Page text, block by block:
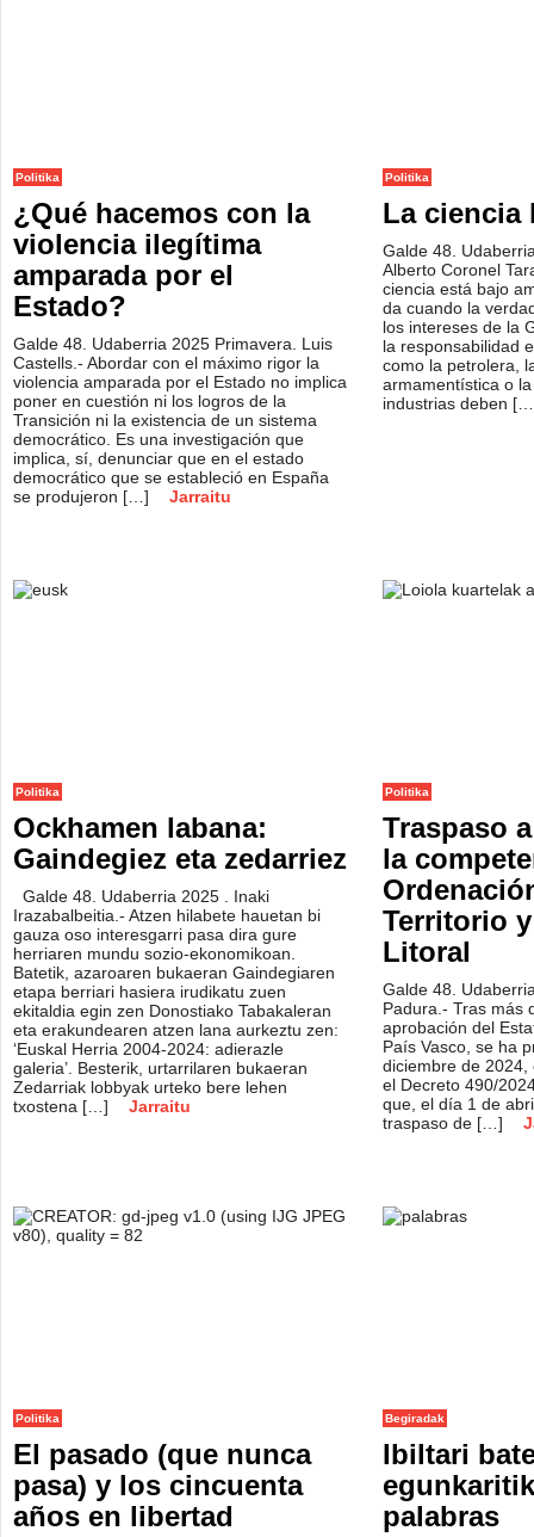
Politika
¿Qué hacemos con la
violencia ilegítima
amparada por el
Estado?
Galde 48. Udaberria 2025 Primavera. Luis
Castells.- Abordar con el máximo rigor la
violencia amparada por el Estado no implica
poner en cuestión ni los logros de la
Transición ni la existencia de un sistema
democrático. Es una investigación que
implica, sí, denunciar que en el estado
democrático que se estableció en España
se produjeron […]
Jarraitu
Politika
La ciencia
Galde 48.
Alberto Coronel
ciencia está bajo
da cuando la
los intereses de la
la responsabilidad
como la petrolera,
armamentística o
industrias deben
Politika
Ockhamen labana:
Gaindegiez eta zedarriez
Galde 48. Udaberria 2025 . Inaki
Irazabalbeitia.- Atzen hilabete hauetan bi
gauza oso interesgarri pasa dira gure
herriaren mundu sozio-ekonomikoan.
Batetik, azaroaren bukaeran Gaindegiaren
etapa berriari hasiera irudikatu zuen
ekitaldia egin zen Donostiako Tabakaleran
eta erakundearen atzen lana aurkeztu zen:
‘Euskal Herria 2004-2024: adierazle
galeria’. Besterik, urtarrilaren bukaeran
Zedarriak lobbyak urteko bere lehen
txostena […]
Jarraitu
Politika
Traspaso
la
Territorio
Litoral
Galde 48.
Padura.- Tras más
aprobación del
País Vasco, se ha
diciembre de
el Decreto 490/
que, el día 1 de
traspaso de […]
Politika
El pasado (que nunca
pasa) y los cincuenta
años en libertad
Begiradak
Ibiltari
palabras